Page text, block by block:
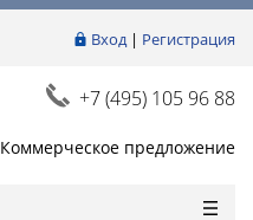
Вход| Регистрация
+7 (495) 105 96 88
Коммерческое предложение